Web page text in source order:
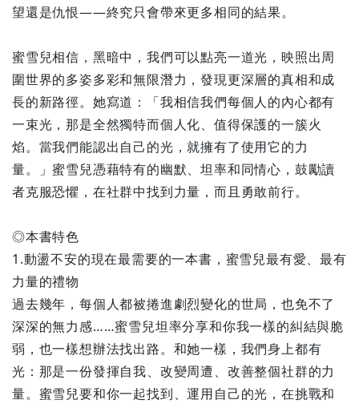
望還是仇恨——終究只會帶來更多相同的結果。
蜜雪兒相信，黑暗中，我們可以點亮一道光，映照出周
圍世界的多姿多彩和無限潛力，發現更深層的真相和成
長的新路徑。她寫道：「我相信我們每個人的內心都有
一束光，那是全然獨特而個人化、值得保護的一簇火
焰。當我們能認出自己的光，就擁有了使用它的力
量。」蜜雪兒憑藉特有的幽默、坦率和同情心，鼓勵讀
者克服恐懼，在社群中找到力量，而且勇敢前行。
◎本書特色
1.動盪不安的現在最需要的一本書，蜜雪兒最有愛、最有
力量的禮物
過去幾年，每個人都被捲進劇烈變化的世局，也免不了
深深的無力感……蜜雪兒坦率分享和你我一樣的糾結與脆
弱，也一樣想辦法找出路。和她一樣，我們身上都有
光：那是一份發揮自我、改變周遭、改善整個社群的力
量。蜜雪兒要和你一起找到、運用自己的光，在挑戰和